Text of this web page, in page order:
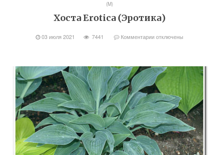
(M)
Хоста Erotica (Эротика)
03 июля 2021 7441 Комментарииотключены